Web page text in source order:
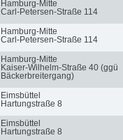
Hamburg-Mitte
Carl-Petersen-Straße 114
Hamburg-Mitte
Carl-Petersen-Straße 114
Hamburg-Mitte
Kaiser-Wilhelm-Straße 40 (ggü
Bäckerbreitergang)
Eimsbüttel
Hartungstraße 8
Eimsbüttel
Hartungstraße 8